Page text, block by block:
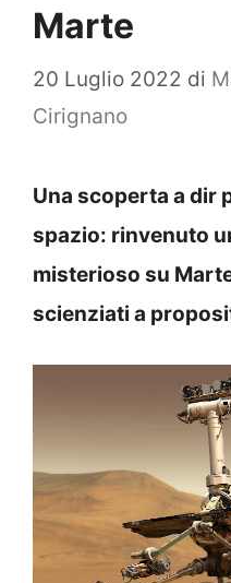
Marte
20 Luglio 2022 di
Cirignano
Una scoperta a dir
spazio: rinvenuto
misterioso su
scienziati a